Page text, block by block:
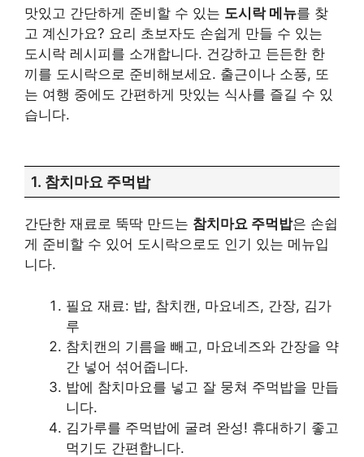
맛있고 간단하게 준비할 수 있는 도시락 메뉴를 찾
고 계신가요? 요리 초보자도 손쉽게 만들 수 있는
도시락 레시피를 소개합니다. 건강하고 든든한 한
끼를 도시락으로 준비해보세요. 출근이나 소풍, 또
는 여행 중에도 간편하게 맛있는 식사를 즐길 수 있
습니다.
1. 참치마요 주먹밥
간단한 재료로 뚝딱 만드는 참치마요 주먹밥은 손쉽
게 준비할 수 있어 도시락으로도 인기 있는 메뉴입
니다.
필요 재료: 밥, 참치캔, 마요네즈, 간장, 김가
루
참치캔의 기름을 빼고, 마요네즈와 간장을 약
간 넣어 섞어줍니다.
밥에 참치마요를 넣고 잘 뭉쳐 주먹밥을 만듭
니다.
김가루를 주먹밥에 굴려 완성! 휴대하기 좋고
먹기도 간편합니다.